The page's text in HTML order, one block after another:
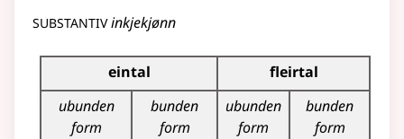
substantivinkjekjønn
Bøyningstabell for dette substantivet
eintal
fleirtal
ubunden
form
bunden
form
ubunden
form
bunden
form